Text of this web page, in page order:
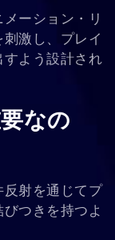
ーション・リ
激し、プレイ
すよう設計され
なの
射を通じてプ
つきを持つよ